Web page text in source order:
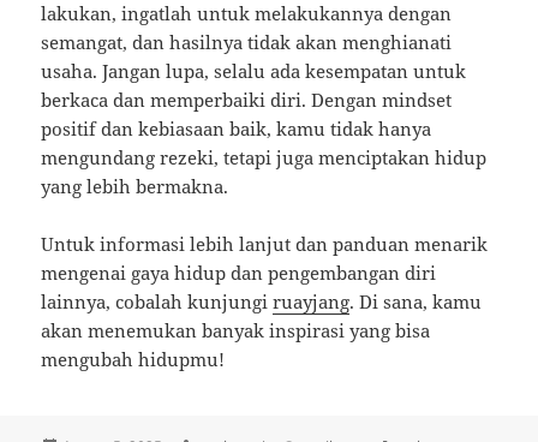
lakukan, ingatlah untuk melakukannya dengan
semangat, dan hasilnya tidak akan menghianati
usaha. Jangan lupa, selalu ada kesempatan untuk
berkaca dan memperbaiki diri. Dengan mindset
positif dan kebiasaan baik, kamu tidak hanya
mengundang rezeki, tetapi juga menciptakan hidup
yang lebih bermakna.
Untuk informasi lebih lanjut dan panduan menarik
mengenai gaya hidup dan pengembangan diri
lainnya, cobalah kunjungiruayjang. Di sana, kamu
akan menemukan banyak inspirasi yang bisa
mengubah hidupmu!